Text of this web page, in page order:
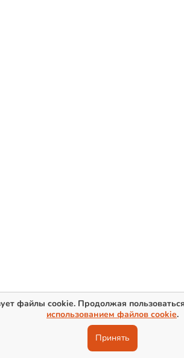
файлы cookie. Продолжая
использованием файлов cookie.
Принять